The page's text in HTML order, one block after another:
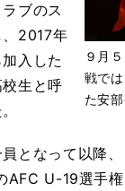
９月
戦で
た安
ブのス
、2017年
入した
生と呼
となって以降、
AFC U-19選手